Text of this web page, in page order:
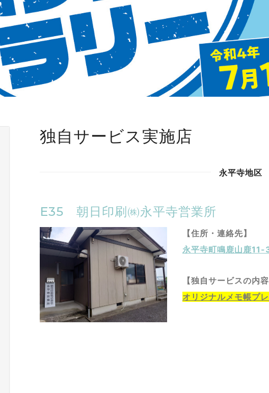
独自サービス実施店
永平寺地区
E35 朝日印刷㈱永平寺営業所
【住所・連絡先】
永平寺町鳴鹿山鹿11-
【独自サービスの内容
オリジナルメモ帳プ